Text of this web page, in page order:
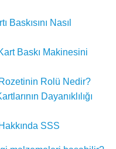
Nasıl
Baskı Makinesini
Rolü Nedir?
Dayanıklılığı
SSS